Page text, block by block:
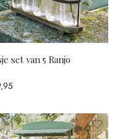
set van 5 Ranjo